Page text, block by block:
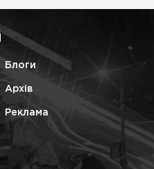
Блоги
Архів
Реклама